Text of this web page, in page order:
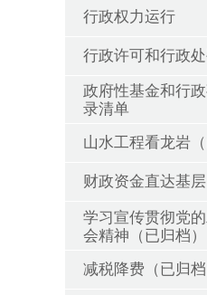
行政权力运行
行政许可和行政
政府性基金和行
录清单
山水工程看龙岩（
财政资金直达基层
学习宣传贯彻党
会精神（已归档）
减税降费（已归档